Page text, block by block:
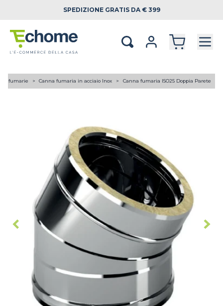
SPEDIZIONE GRATIS DA € 399
fumarie Canna fumaria in acciaio Inox Canna fumaria ISO25 Doppia Parete